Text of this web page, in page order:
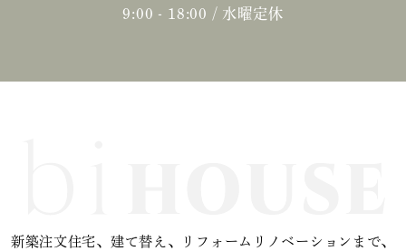
2023年12月 (1)
9:00 - 18:00 / 水曜定休
新築注文住宅、建て替え、リフォームリノベーションまで、